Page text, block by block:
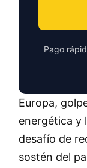
Pago
Europa,
energética y
desafío de
sostén del